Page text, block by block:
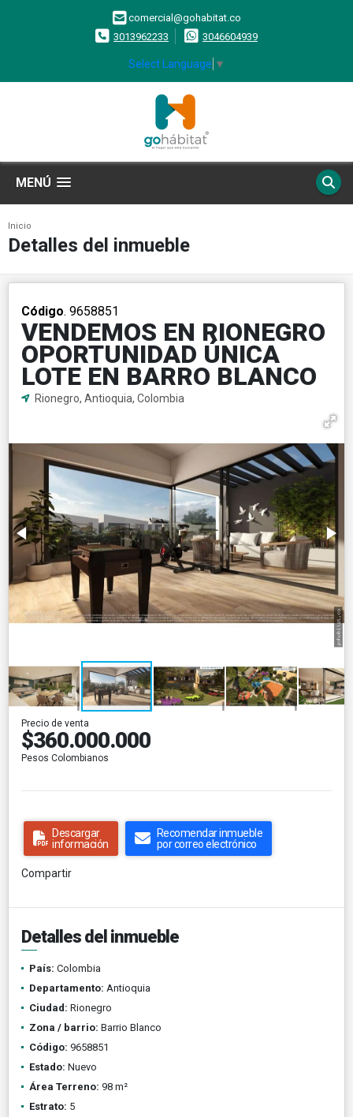
comercial@gohabitat.co
3013962233
3046604939
Select Language ▼
MENÚ
Inicio
Detalles del inmueble
Código. 9658851
VENDEMOS EN RIONEGRO
OPORTUNIDAD ÚNICA
LOTE EN BARRO BLANCO
Rionegro, Antioquia, Colombia
Precio de venta
$360.000.000
Pesos Colombianos
Descargar
información
Recomendar inmueble
por correo electrónico
Compartir
Detalles del inmueble
País: Colombia
Departamento: Antioquia
Ciudad: Rionegro
Zona / barrio: Barrio Blanco
Código: 9658851
Estado: Nuevo
Área Terreno: 98 m²
Estrato: 5